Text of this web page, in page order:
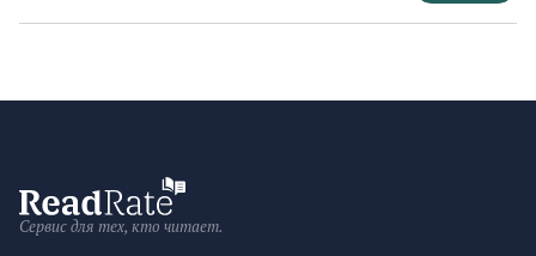
Сервис для тех, кто читает.